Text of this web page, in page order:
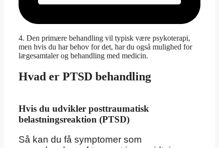
4. Den primære behandling vil typisk være psykoterapi,
men hvis du har behov for det, har du også mulighed for
lægesamtaler og behandling med medicin.
Hvad er PTSD behandling
Hvis du udvikler posttraumatisk
belastningsreaktion (PTSD)
Så kan du få symptomer som